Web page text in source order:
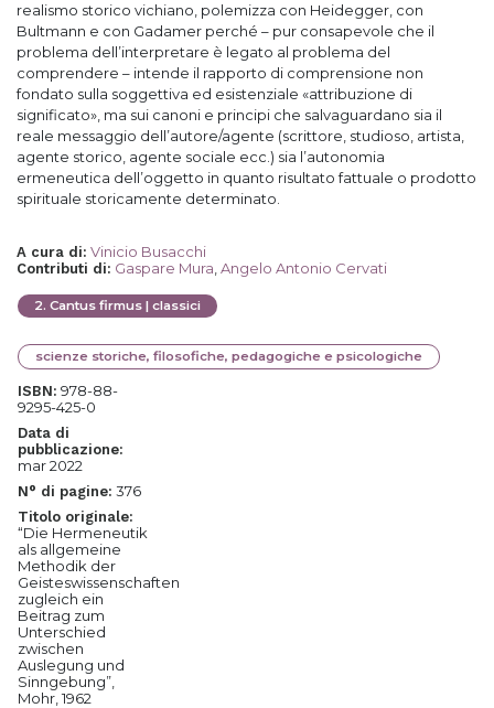
realismo storico vichiano, polemizza con Heidegger, con
Bultmann e con Gadamer perché – pur consapevole che il
problema dell’interpretare è legato al problema del
comprendere – intende il rapporto di comprensione non
fondato sulla soggettiva ed esistenziale «attribuzione di
significato», ma sui canoni e principi che salvaguardano sia il
reale messaggio dell’autore/agente (scrittore, studioso, artista,
agente storico, agente sociale ecc.) sia l’autonomia
ermeneutica dell’oggetto in quanto risultato fattuale o prodotto
spirituale storicamente determinato.
A cura di: Vinicio Busacchi
Contributi di: Gaspare Mura Angelo Antonio Cervati
2. Cantus firmus | classici
scienze storiche, filosofiche, pedagogiche e psicologiche
ISBN: 978-88-
9295-425-0
Data di
pubblicazione:
mar 2022
N° di pagine: 376
Titolo originale:
“Die Hermeneutik
als allgemeine
Methodik der
Geisteswissenschaften
zugleich ein
Beitrag zum
Unterschied
zwischen
Auslegung und
Sinngebung”,
Mohr, 1962